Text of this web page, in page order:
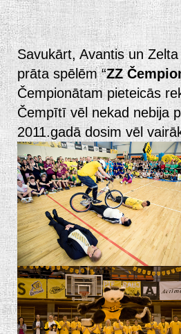
Savukārt, Avantis un
prāta spēlēm “ZZ
Čempionātam pieteicās
Čempītī vēl nekad nebija
2011.gadā dosim vēl